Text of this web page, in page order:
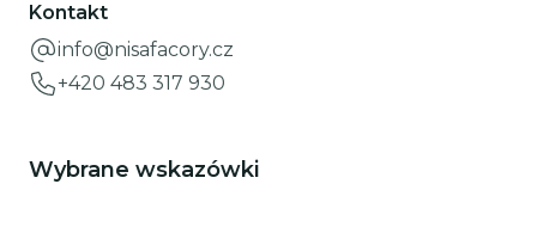
Kontakt
info@nisafacory.cz
+420 483 317 930
Wybrane wskazówki